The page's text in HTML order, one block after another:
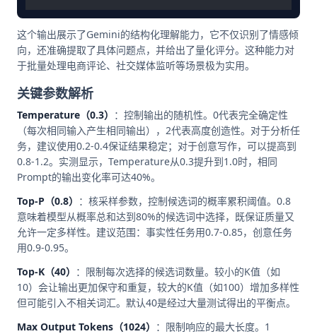
这个输出展示了Gemini的结构化理解能力，它不仅识别了情感倾
向，还准确提取了具体问题点，并给出了量化评分。这种能力对
于批量处理电商评论、社交媒体监听等场景极为实用。
关键参数解析
Temperature（0.3） ：控制输出的随机性。0代表完全确定性
（每次相同输入产生相同输出），2代表高度创造性。对于分析任
务，建议使用0.2-0.4保证结果稳定；对于创意写作，可以提高到
0.8-1.2。实测显示，Temperature从0.3提升到1.0时，相同
Prompt的输出变化率可达40%。
Top-P（0.8） ：核采样参数，控制候选词的概率累积阈值。0.8
意味着模型从概率总和达到80%的候选词中选择，既保证质量又
允许一定多样性。建议范围：事实性任务用0.7-0.85，创意任务
用0.9-0.95。
Top-K（40） ：限制每次选择的候选词数量。较小的K值（如
10）会让输出更加保守和重复，较大的K值（如100）增加多样性
但可能引入不相关词汇。默认40是经过大量测试得出的平衡点。
Max Output Tokens（1024） ：限制响应的最大长度。1